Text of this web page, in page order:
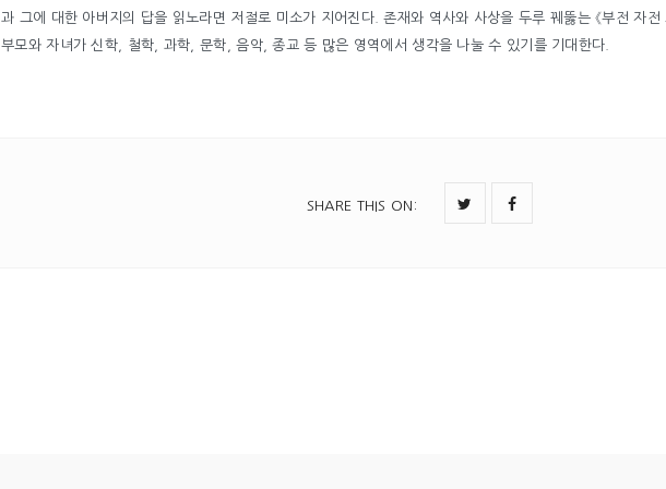
과 그에 대한 아버지의 답을 읽노라면 저절로 미소가 지어진다. 존재와 역사와 사상을 두루 꿰뚫는 《부전 자전
부모와 자녀가 신학, 철학, 과학, 문학, 음악, 종교 등 많은 영역에서 생각을 나눌 수 있기를 기대한다.
SHARE THIS ON :